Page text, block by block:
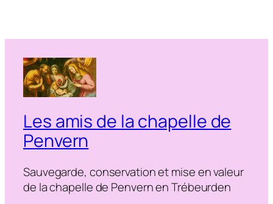
Les amis de la chapelle de
Penvern
Sauvegarde, conservation et mise en valeur
de la chapelle de Penvern en Trébeurden